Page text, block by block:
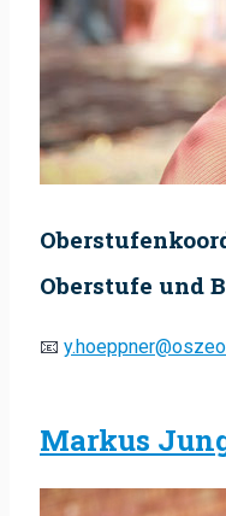
Oberstufe und
📧
Markus